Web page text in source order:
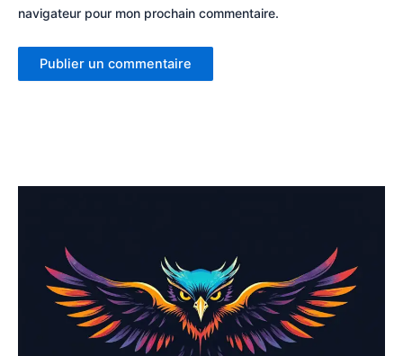
navigateur pour mon prochain commentaire.